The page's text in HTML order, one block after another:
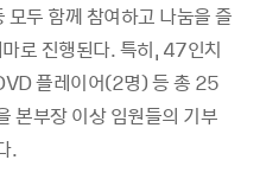
모두 함께 참여하고 나눔을 즐
로 진행된다. 특히, 47인치
플레이어(2명) 등 총 25
본부장 이상 임원들의 기부
.